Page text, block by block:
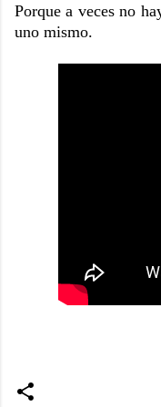
Porque a veces no
uno mismo.